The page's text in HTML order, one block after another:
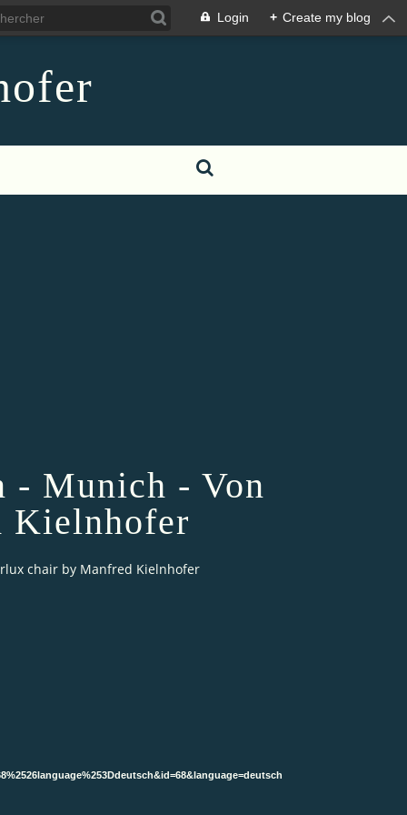
Login + Create my blog
- Munich - Von
Kielnhofer
chair by Manfred Kielnhofer